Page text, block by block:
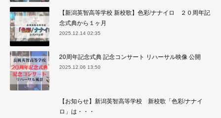
【新潟英智高等学校 新校歌】色彩/ナナイロ ２０周年記
念式典から１ヶ月
2025.12.14 02:35
20周年記念式典 記念コンサート リハーサル映像 公開
2025.12.06 13:50
【お知らせ】新潟英智高等学校 新校歌「色彩/ナナイ
ロ」は・・・